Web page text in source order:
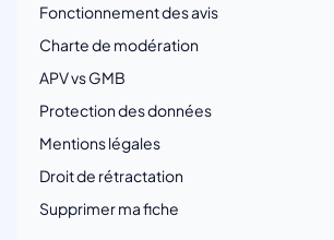
Fonctionnement des avis
Charte de modération
APV vs GMB
Protection des données
Mentions légales
Droit de rétractation
Supprimer ma fiche